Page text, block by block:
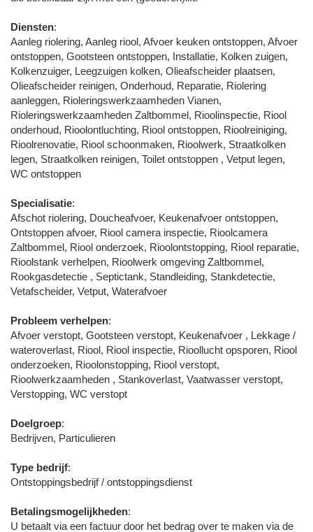
Diensten:
Aanleg riolering, Aanleg riool, Afvoer keuken ontstoppen, Afvoer
ontstoppen, Gootsteen ontstoppen, Installatie, Kolken zuigen,
Kolkenzuiger, Leegzuigen kolken, Olieafscheider plaatsen,
Olieafscheider reinigen, Onderhoud, Reparatie, Riolering
aanleggen, Rioleringswerkzaamheden Vianen,
Rioleringswerkzaamheden Zaltbommel, Rioolinspectie, Riool
onderhoud, Rioolontluchting, Riool ontstoppen, Rioolreiniging,
Rioolrenovatie, Riool schoonmaken, Rioolwerk, Straatkolken
legen, Straatkolken reinigen, Toilet ontstoppen , Vetput legen,
WC ontstoppen
Specialisatie:
Afschot riolering, Doucheafvoer, Keukenafvoer ontstoppen,
Ontstoppen afvoer, Riool camera inspectie, Rioolcamera
Zaltbommel, Riool onderzoek, Rioolontstopping, Riool reparatie,
Rioolstank verhelpen, Rioolwerk omgeving Zaltbommel,
Rookgasdetectie , Septictank, Standleiding, Stankdetectie,
Vetafscheider, Vetput, Waterafvoer
Probleem verhelpen:
Afvoer verstopt, Gootsteen verstopt, Keukenafvoer , Lekkage /
wateroverlast, Riool, Riool inspectie, Rioollucht opsporen, Riool
onderzoeken, Rioolonstopping, Riool verstopt,
Rioolwerkzaamheden , Stankoverlast, Vaatwasser verstopt,
Verstopping, WC verstopt
Doelgroep:
Bedrijven, Particulieren
Type bedrijf:
Ontstoppingsbedrijf / ontstoppingsdienst
Betalingsmogelijkheden:
U betaalt via een factuur door het bedrag over te maken via de